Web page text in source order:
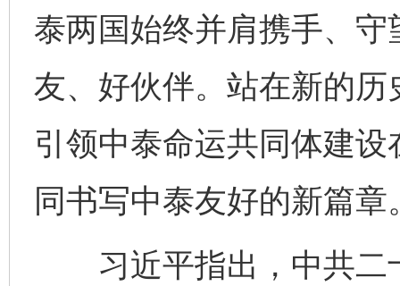
泰两国始终并肩携手、
友、好伙伴。站在新的
引领中泰命运共同体建
同书写中泰友好的新篇章
习近平指出，中共二